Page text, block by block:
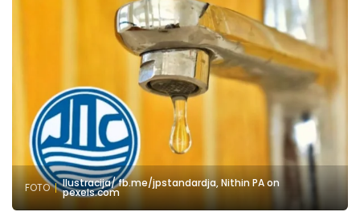
FOTO Ilustracija/ fb.me/jpstandardja, Nithin PA on
pexels.com